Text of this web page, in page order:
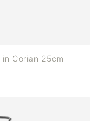
Corian 25cm